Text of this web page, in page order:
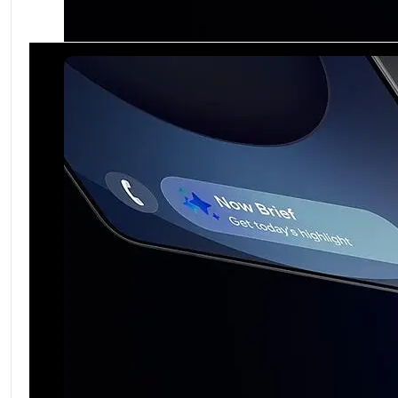
:3800873100299
SM-S938BAKDEUE